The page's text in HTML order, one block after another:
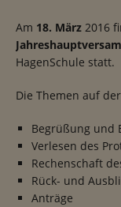
Am 18. März 2016
HagenSchule statt.
Die Themen auf
Begrüßung und
Verlesen des
Rechenschaft
Rück- und
Anträge